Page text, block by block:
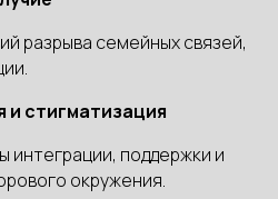
разрыва семейных связей,
и стигматизация
интеграции, поддержки и
окружения.